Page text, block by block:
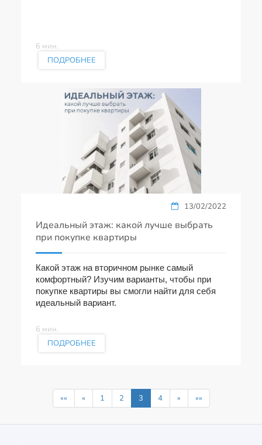
6 мин.
ПОДРОБНЕЕ
13/02/2022
Идеальный этаж: какой лучше выбрать
при покупке квартиры
Какой этаж на вторичном рынке самый
комфортный? Изучим варианты, чтобы при
покупке квартиры вы смогли найти для себя
идеальный вариант.
6 мин.
ПОДРОБНЕЕ
«« « 1 2 3 4 » »»